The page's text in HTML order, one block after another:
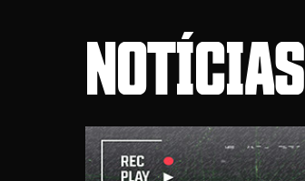
NOTÍCIAS